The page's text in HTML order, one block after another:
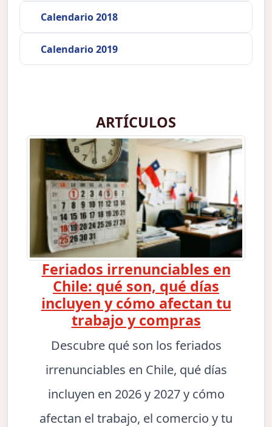
Calendario 2018
Calendario 2019
ARTÍCULOS
Feriados irrenunciables en
Chile: qué son, qué días
incluyen y cómo afectan tu
trabajo y compras
Descubre qué son los feriados
irrenunciables en Chile, qué días
incluyen en 2026 y 2027 y cómo
afectan el trabajo, el comercio y tu